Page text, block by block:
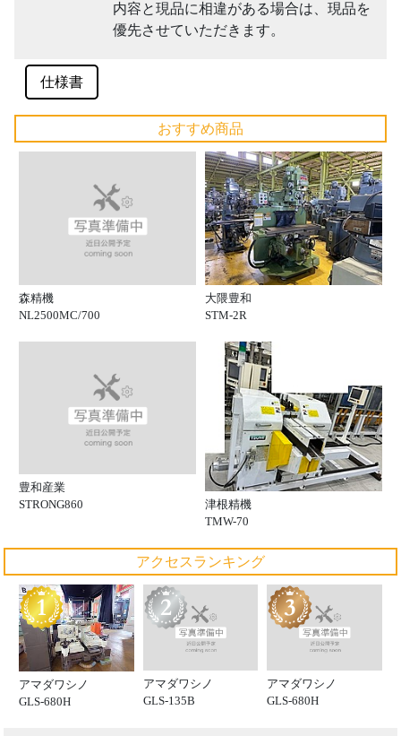
内容と現品に相違がある場合は、現品を
優先させていただきます。
仕様書
おすすめ商品
森精機
NL2500MC/700
大隈豊和
STM-2R
豊和産業
STRONG860
津根精機
TMW-70
アクセスランキング
アマダワシノ
GLS-680H
アマダワシノ
GLS-135B
アマダワシノ
GLS-680H